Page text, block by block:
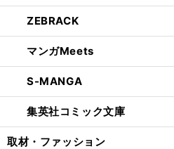
ZEBRACK
マンガMeets
S-MANGA
集英社コミック文庫
取材・ファッション